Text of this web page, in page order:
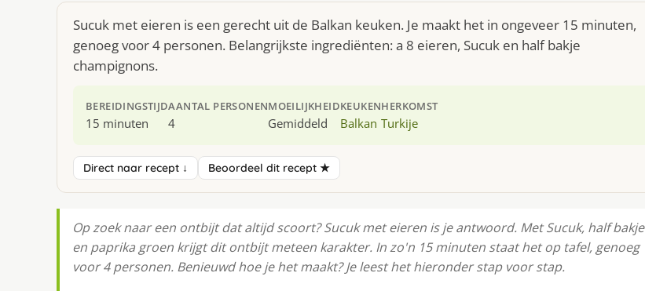
Sucuk met eieren is een gerecht uit de Balkan keuken. Je maakt het in ongeveer 15 minuten,
genoeg voor 4 personen. Belangrijkste ingrediënten: a 8 eieren, Sucuk en half bakje
champignons.
BEREIDINGSTIJD
15 minuten
AANTAL PERSONEN
4
MOEILIJKHEID
Gemiddeld
KEUKEN
Balkan
HERKOMST
Turkije
Direct naar recept ↓ Beoordeel dit recept ★
Op zoek naar een ontbijt dat altijd scoort? Sucuk met eieren is je antwoord. Met Sucuk, half bakje
en paprika groen krijgt dit ontbijt meteen karakter. In zo'n 15 minuten staat het op tafel, genoeg
voor 4 personen. Benieuwd hoe je het maakt? Je leest het hieronder stap voor stap.